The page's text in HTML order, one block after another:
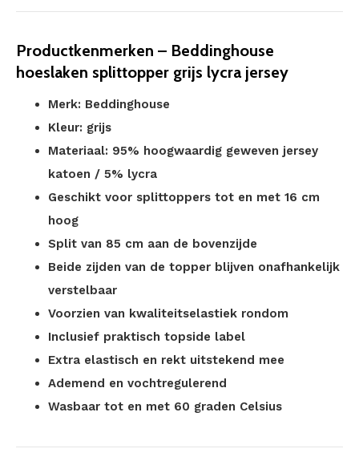
Productkenmerken – Beddinghouse
hoeslaken splittopper grijs lycra jersey
Merk: Beddinghouse
Kleur: grijs
Materiaal: 95% hoogwaardig geweven jersey
katoen / 5% lycra
Geschikt voor splittoppers tot en met 16 cm
hoog
Split van 85 cm aan de bovenzijde
Beide zijden van de topper blijven onafhankelijk
verstelbaar
Voorzien van kwaliteitselastiek rondom
Inclusief praktisch topside label
Extra elastisch en rekt uitstekend mee
Ademend en vochtregulerend
Wasbaar tot en met 60 graden Celsius